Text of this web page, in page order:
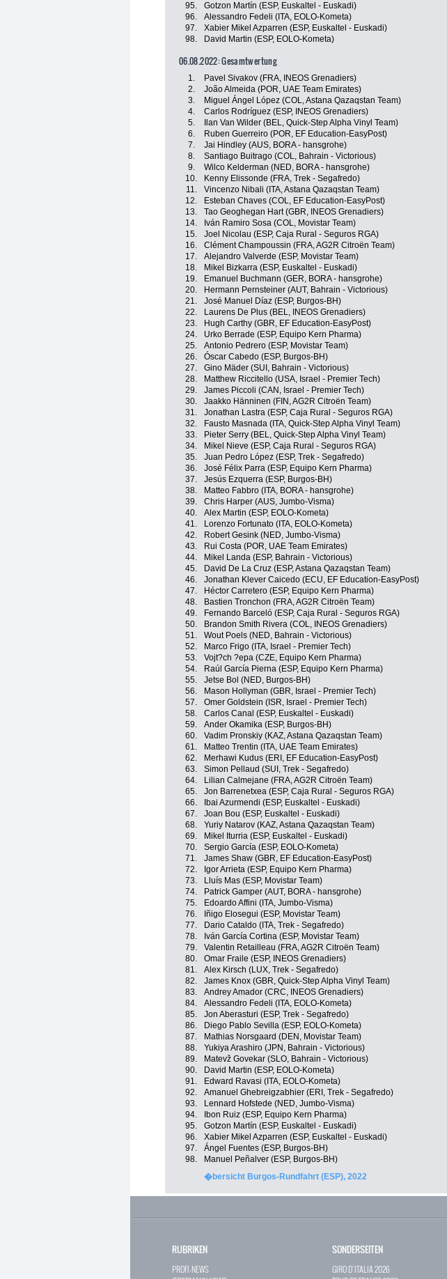
95.
Gotzon Martín (ESP, Euskaltel - Euskadi)
96.
Alessandro Fedeli (ITA, EOLO-Kometa)
97.
Xabier Mikel Azparren (ESP, Euskaltel - Euskadi)
98.
David Martin (ESP, EOLO-Kometa)
06.08.2022: Gesamtwertung
1. Pavel Sivakov (FRA, INEOS Grenadiers)
2.
João Almeida (POR, UAE Team Emirates)
3.
Miguel Ángel López (COL, Astana Qazaqstan Team)
4.
Carlos Rodríguez (ESP, INEOS Grenadiers)
5.
Ilan Van Wilder (BEL, Quick-Step Alpha Vinyl Team)
6.
Ruben Guerreiro (POR, EF Education-EasyPost)
7.
Jai Hindley (AUS, BORA - hansgrohe)
8.
Santiago Buitrago (COL, Bahrain - Victorious)
9.
Wilco Kelderman (NED, BORA - hansgrohe)
10.
Kenny Elissonde (FRA, Trek - Segafredo)
11.
Vincenzo Nibali (ITA, Astana Qazaqstan Team)
12.
Esteban Chaves (COL, EF Education-EasyPost)
13.
Tao Geoghegan Hart (GBR, INEOS Grenadiers)
14.
Iván Ramiro Sosa (COL, Movistar Team)
15.
Joel Nicolau (ESP, Caja Rural - Seguros RGA)
16.
Clément Champoussin (FRA, AG2R Citroën Team)
17.
Alejandro Valverde (ESP, Movistar Team)
18.
Mikel Bizkarra (ESP, Euskaltel - Euskadi)
19.
Emanuel Buchmann (GER, BORA - hansgrohe)
20.
Hermann Pernsteiner (AUT, Bahrain - Victorious)
21.
José Manuel Díaz (ESP, Burgos-BH)
22.
Laurens De Plus (BEL, INEOS Grenadiers)
23.
Hugh Carthy (GBR, EF Education-EasyPost)
24.
Urko Berrade (ESP, Equipo Kern Pharma)
25.
Antonio Pedrero (ESP, Movistar Team)
26.
Óscar Cabedo (ESP, Burgos-BH)
27.
Gino Mäder (SUI, Bahrain - Victorious)
28.
Matthew Riccitello (USA, Israel - Premier Tech)
29.
James Piccoli (CAN, Israel - Premier Tech)
30.
Jaakko Hänninen (FIN, AG2R Citroën Team)
31.
Jonathan Lastra (ESP, Caja Rural - Seguros RGA)
32.
Fausto Masnada (ITA, Quick-Step Alpha Vinyl Team)
33.
Pieter Serry (BEL, Quick-Step Alpha Vinyl Team)
34.
Mikel Nieve (ESP, Caja Rural - Seguros RGA)
35.
Juan Pedro López (ESP, Trek - Segafredo)
36.
José Félix Parra (ESP, Equipo Kern Pharma)
37.
Jesús Ezquerra (ESP, Burgos-BH)
38.
Matteo Fabbro (ITA, BORA - hansgrohe)
39.
Chris Harper (AUS, Jumbo-Visma)
40.
Alex Martin (ESP, EOLO-Kometa)
41.
Lorenzo Fortunato (ITA, EOLO-Kometa)
42.
Robert Gesink (NED, Jumbo-Visma)
43.
Rui Costa (POR, UAE Team Emirates)
44.
Mikel Landa (ESP, Bahrain - Victorious)
45.
David De La Cruz (ESP, Astana Qazaqstan Team)
46.
Jonathan Klever Caicedo (ECU, EF Education-EasyPost)
47.
Héctor Carretero (ESP, Equipo Kern Pharma)
48.
Bastien Tronchon (FRA, AG2R Citroën Team)
49.
Fernando Barceló (ESP, Caja Rural - Seguros RGA)
50.
Brandon Smith Rivera (COL, INEOS Grenadiers)
51.
Wout Poels (NED, Bahrain - Victorious)
52.
Marco Frigo (ITA, Israel - Premier Tech)
53.
Vojt?ch ?epa (CZE, Equipo Kern Pharma)
54.
Raúl García Pierna (ESP, Equipo Kern Pharma)
55.
Jetse Bol (NED, Burgos-BH)
56.
Mason Hollyman (GBR, Israel - Premier Tech)
57.
Omer Goldstein (ISR, Israel - Premier Tech)
58.
Carlos Canal (ESP, Euskaltel - Euskadi)
59.
Ander Okamika (ESP, Burgos-BH)
60.
Vadim Pronskiy (KAZ, Astana Qazaqstan Team)
61.
Matteo Trentin (ITA, UAE Team Emirates)
62.
Merhawi Kudus (ERI, EF Education-EasyPost)
63.
Simon Pellaud (SUI, Trek - Segafredo)
64.
Lilian Calmejane (FRA, AG2R Citroën Team)
65.
Jon Barrenetxea (ESP, Caja Rural - Seguros RGA)
66.
Ibai Azurmendi (ESP, Euskaltel - Euskadi)
67.
Joan Bou (ESP, Euskaltel - Euskadi)
68.
Yuriy Natarov (KAZ, Astana Qazaqstan Team)
69.
Mikel Iturria (ESP, Euskaltel - Euskadi)
70.
Sergio García (ESP, EOLO-Kometa)
71.
James Shaw (GBR, EF Education-EasyPost)
72.
Igor Arrieta (ESP, Equipo Kern Pharma)
73.
Lluís Mas (ESP, Movistar Team)
74.
Patrick Gamper (AUT, BORA - hansgrohe)
75.
Edoardo Affini (ITA, Jumbo-Visma)
76.
Iñigo Elosegui (ESP, Movistar Team)
77.
Dario Cataldo (ITA, Trek - Segafredo)
78.
Iván García Cortina (ESP, Movistar Team)
79.
Valentin Retailleau (FRA, AG2R Citroën Team)
80.
Omar Fraile (ESP, INEOS Grenadiers)
81.
Alex Kirsch (LUX, Trek - Segafredo)
82.
James Knox (GBR, Quick-Step Alpha Vinyl Team)
83.
Andrey Amador (CRC, INEOS Grenadiers)
84.
Alessandro Fedeli (ITA, EOLO-Kometa)
85.
Jon Aberasturi (ESP, Trek - Segafredo)
86.
Diego Pablo Sevilla (ESP, EOLO-Kometa)
87.
Mathias Norsgaard (DEN, Movistar Team)
88.
Yukiya Arashiro (JPN, Bahrain - Victorious)
89.
Matevž Govekar (SLO, Bahrain - Victorious)
90.
David Martin (ESP, EOLO-Kometa)
91.
Edward Ravasi (ITA, EOLO-Kometa)
92.
Amanuel Ghebreigzabhier (ERI, Trek - Segafredo)
93.
Lennard Hofstede (NED, Jumbo-Visma)
94.
Ibon Ruiz (ESP, Equipo Kern Pharma)
95.
Gotzon Martín (ESP, Euskaltel - Euskadi)
96.
Xabier Mikel Azparren (ESP, Euskaltel - Euskadi)
97.
Ángel Fuentes (ESP, Burgos-BH)
98.
Manuel Peñalver (ESP, Burgos-BH)
�bersicht Burgos-Rundfahrt (ESP), 2022
RUBRIKEN
PROFI-NEWS
SONDERSEITEN
GIRO D`ITALIA 2026